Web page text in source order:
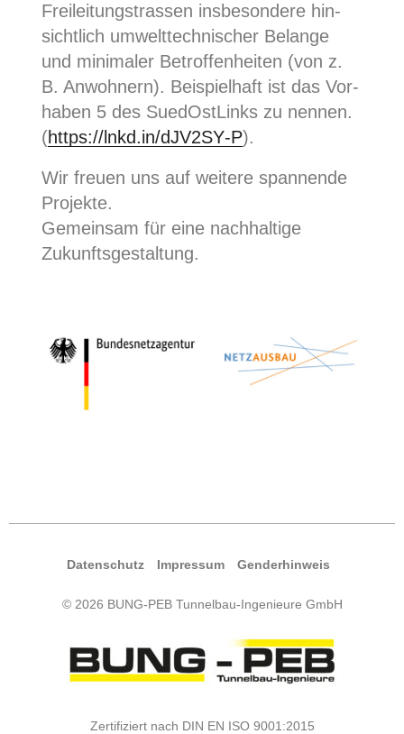
Frei­lei­tungs­tras­sen ins­be­son­de­re hin­
sicht­lich umwelt­tech­ni­scher Belan­ge
und mini­ma­ler Betrof­fen­hei­ten (von z.
B. Anwoh­nern). Bei­spiel­haft ist das Vor­
ha­ben 5 des Sued­Ost­Links zu nen­nen.
(https://lnkd.in/dJV2SY‑P).
Wir freu­en uns auf wei­te­re span­nen­de
Pro­jek­te.
Gemein­sam für eine nach­hal­ti­ge
Zukunftsgestaltung.
Daten­schutz Impres­sum Gen­der­hin­weis
© 2026 BUNG-PEB Tunnelbau-Ingenieure GmbH
Zertifiziert nach DIN EN ISO 9001:2015